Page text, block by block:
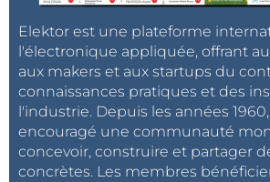
Elektor est une plateforme
l'électronique appliquée, offrant
aux makers et aux startups du
connaissances pratiques et des
l'industrie. Depuis les années
encouragé une communauté
concevoir, construire et partager
concrètes. Les membres